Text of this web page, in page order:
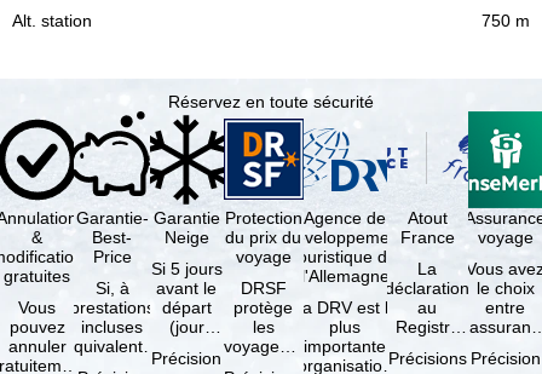
750 m
Réservez en toute sécurité
&
gratuites
Vous
pouvez
annuler
Garantie-
Best-
Price
Si, à
prestations
incluses
équivalentes
Garantie
Neige
Si 5 jours
avant le
départ
(jour
d'arrivée),
tous les
Précision
Protection
du prix du
voyage
DRSF
protège
les
voyageurs
Agence de
développement
touristique de
l'Allemagne
La DRV est la
plus
importante
organisation
Atout
France
La
déclaration
au
Registre
Opérateurs
Précisions
voyage
Vous
le choix
entre
et
Précision